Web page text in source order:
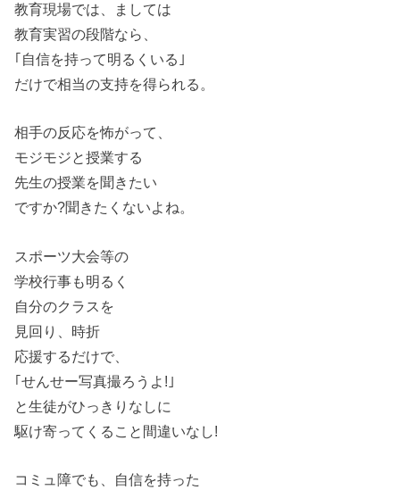
教育現場では、ましては
教育実習の段階なら、
｢自信を持って明るくいる｣
だけで相当の支持を得られる。
相手の反応を怖がって、
モジモジと授業する
先生の授業を聞きたい
ですか?聞きたくないよね。
スポーツ大会等の
学校行事も明るく
自分のクラスを
見回り、時折
応援するだけで、
｢せんせー写真撮ろうよ!｣
と生徒がひっきりなしに
駆け寄ってくること間違いなし!
コミュ障でも、自信を持った